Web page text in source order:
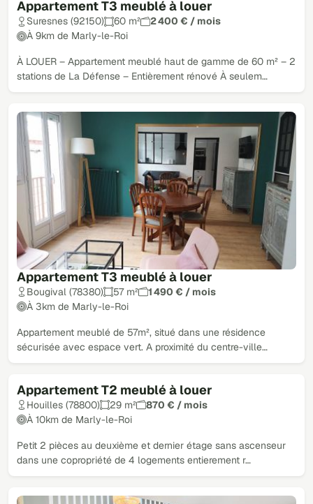
Appartement T3 meublé à louer
Suresnes (92150) 60 m²
2 400 € / mois
À 9km de Marly-le-Roi
À LOUER – Appartement meublé haut de gamme de 60 m² – 2
stations de La Défense – Entièrement rénové À seulem…
Appartement T3 meublé à louer
Bougival (78380) 57 m²
1 490 € / mois
À 3km de Marly-le-Roi
Appartement meublé de 57m², situé dans une résidence
sécurisée avec espace vert. A proximité du centre-ville…
Appartement T2 meublé à louer
Houilles (78800) 29 m²
870 € / mois
À 10km de Marly-le-Roi
Petit 2 pièces au deuxième et dernier étage sans ascenseur
dans une copropriété de 4 logements entierement r…